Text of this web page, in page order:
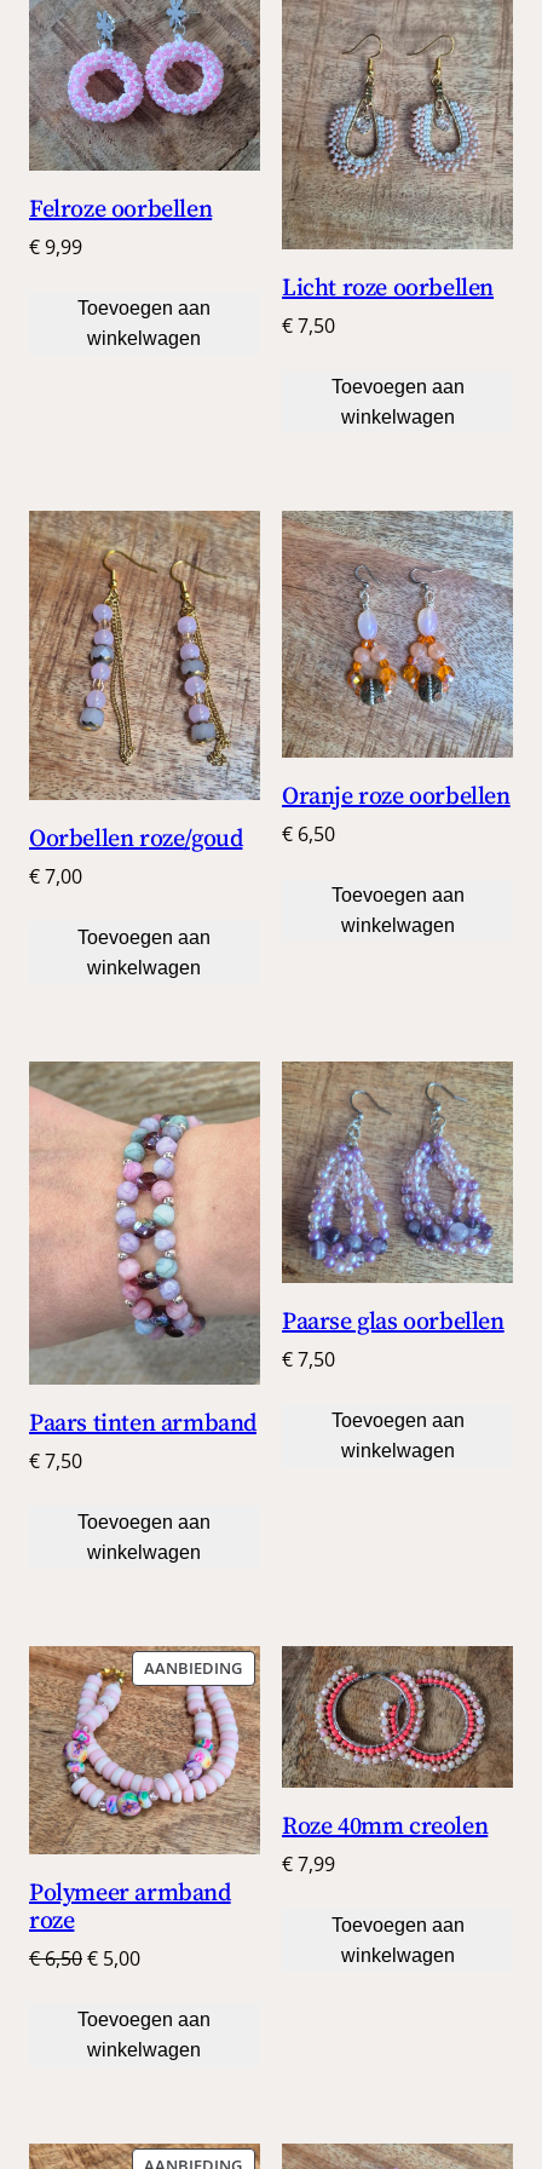
Felroze oorbellen
€9,99
Toevoegen aan
winkelwagen
Licht roze oorbellen
€7,50
Toevoegen aan
winkelwagen
Oorbellen roze/goud
€7,00
Toevoegen aan
winkelwagen
Oranje roze oorbellen
€ 6,50
Toevoegen aan
winkelwagen
Paars tinten armband
€7,50
Toevoegen aan
winkelwagen
Paarse glas oorbellen
€7,50
Toevoegen aan
winkelwagen
AANBIEDINGPRODUCT
IN
DE
UITVERKOOP
Polymeer armband
roze
€6,50Oorspronkelijke
was:
€ 6,50.
€ 5,00Huidige
is:
€ 5,00.
Toevoegen aan
winkelwagen
Roze 40mm creolen
€7,99
Toevoegen aan
winkelwagen
PRODUCT